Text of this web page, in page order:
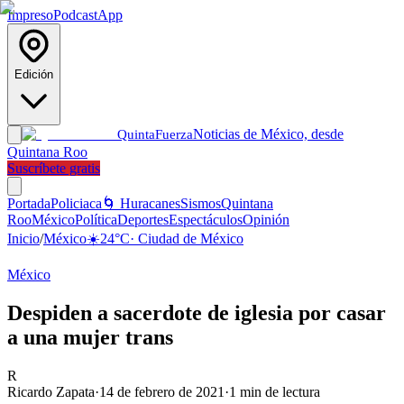
ImpresoPodcastApp
Edición
QuintaFuerzaNoticias de México, desde
Quintana Roo
Suscríbete gratis
PortadaPoliciaca 🌀 HuracanesSismosQuintana
RooMéxicoPolíticaDeportesEspectáculosOpinión
Inicio/México☀️24°C· Ciudad de México
México
Despiden a sacerdote de iglesia por casar
a una mujer trans
R
Ricardo Zapata·14 de febrero de 2021 ·1 min de lectura